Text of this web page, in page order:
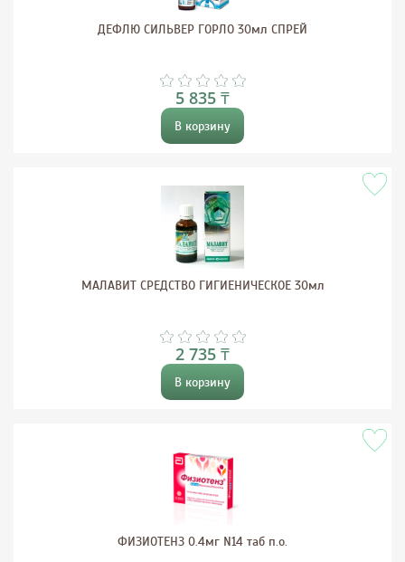
ДЕФЛЮ СИЛЬВЕР ГОРЛО 30мл СПРЕЙ
5 835 ₸
В корзину
МАЛАВИТ СРЕДСТВО ГИГИЕНИЧЕСКОЕ 30мл
2 735 ₸
В корзину
ФИЗИОТЕНЗ 0.4мг N14 таб п.о.